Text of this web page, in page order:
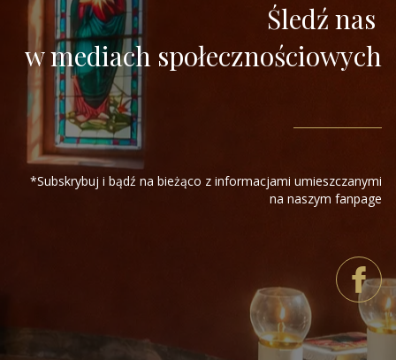
Śledź nas
w mediach społecznościowych
*Subskrybuj i bądź na bieżąco z informacjami umieszczanymi
na naszym fanpage